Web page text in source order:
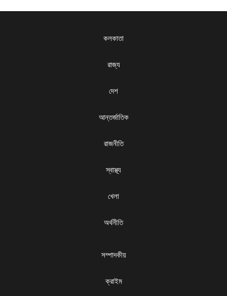
কলকাতা
রাজ্য
দেশ
আন্তর্জাতিক
রাজনীতি
স্বাস্থ্য
খেলা
অর্থনীতি
সম্পাদকীয়
ক্রাইম